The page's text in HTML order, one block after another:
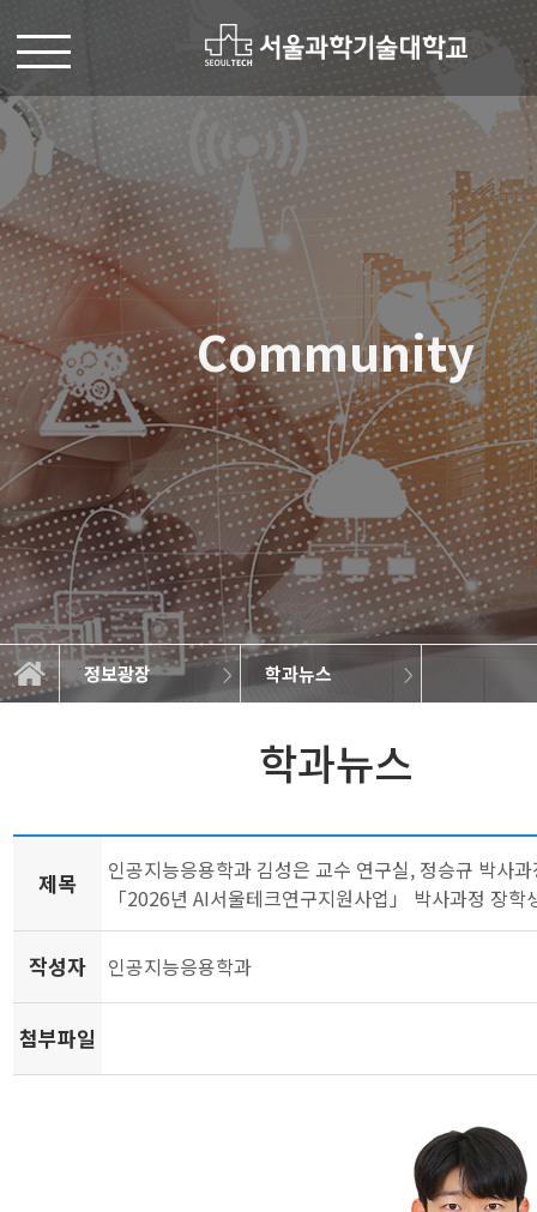
Community
정보광장 학과뉴스
학과소개
교과과정
학사정보
대학원
정보광장
공지사항
학과규정
취업정보
학과뉴스
갤러리
학과뉴스
제목
인공지능응용학과 김성은 교수 연구실, 정승규 박사
「2026년 AI서울테크연구지원사업」 박사과정 장학
작성자 인공지능응용학과
첨부파일